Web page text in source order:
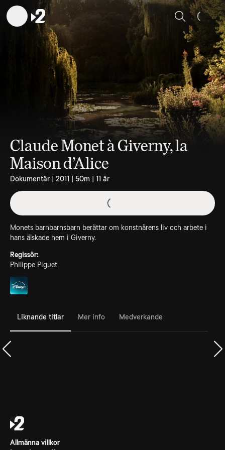
Sök
Claude Monet à Giverny, la
Maison d’Alice
Dokumentär | 2011 | 50m | 11 år
Monets barnbarnsbarn berättar om konstnärens liv och arbete i
hans älskade hem i Giverny.
Regissör:
Philippe Piguet
Liknande titlar Mer info Medverkande
Allmänna villkor